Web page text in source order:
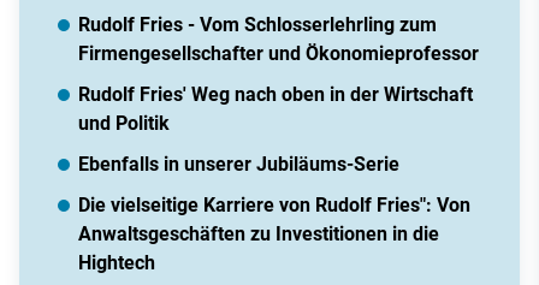
Rudolf Fries - Vom Schlosserlehrling zum
Firmengesellschafter und Ökonomieprofessor
Rudolf Fries' Weg nach oben in der Wirtschaft
und Politik
Ebenfalls in unserer Jubiläums-Serie
Die vielseitige Karriere von Rudolf Fries": Von
Anwaltsgeschäften zu Investitionen in die
Hightech